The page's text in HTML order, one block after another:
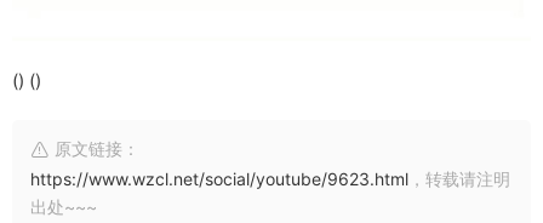
() ()
原文链接：
https://www.wzcl.net/social/youtube/9623.html ，转载请注明
出处~~~